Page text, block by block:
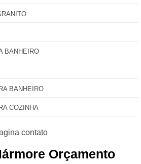
BANHEIRO
BANHEIRO
COZINHA
Orçamento